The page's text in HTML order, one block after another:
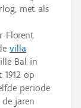
met als
Florent
villa
Bal in
op
periode
jaren